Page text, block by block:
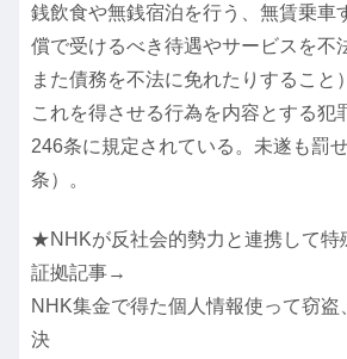
銭飲食や無銭宿泊を行う、無賃乗車
償で受けるべき待遇やサービスを不
また債務を不法に免れたりすること
これを得させる行為を内容とする犯
246条に規定されている。未遂も罰
条）。
★NHKが反社会的勢力と連携して特
証拠記事→
NHK集金で得た個人情報使って窃盗
決